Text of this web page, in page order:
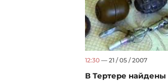
12:30 — 21 / 05 / 2007
В Тертере найдены